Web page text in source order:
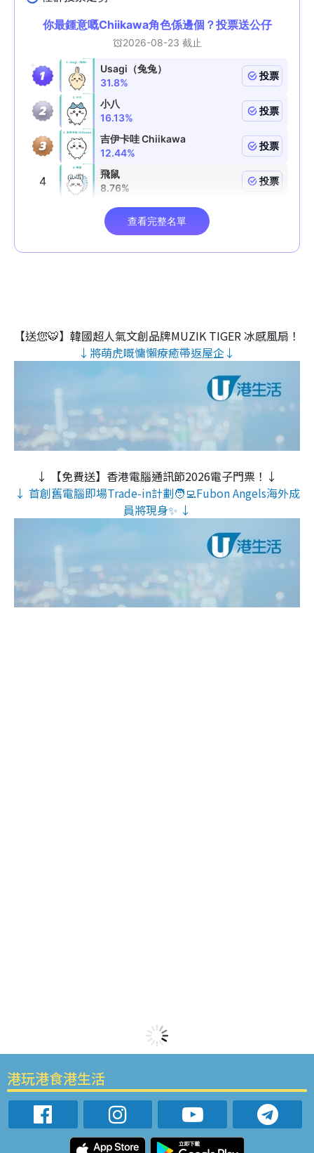
【送您🐯】韓國超人氣文創品牌MUZIK TIGER 冰感風扇！
↓將萌虎嘅慵懶療癒帶返屋企↓
↓ 【免費送】香港電腦通訊節2026電子門票！↓
↓ 首創舊電腦即場Trade-in計劃🧑‍💻Fubon Angels海外成
員將現身✨ ↓
港玩港食港生活